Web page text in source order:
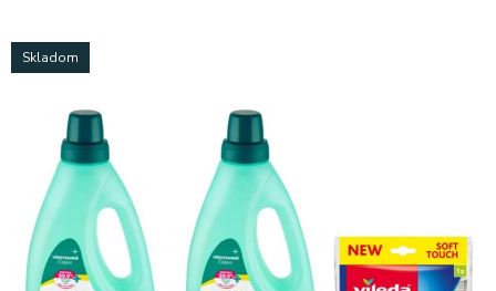
Extra výpredaj zásob Výpredaj BTS
Skladom